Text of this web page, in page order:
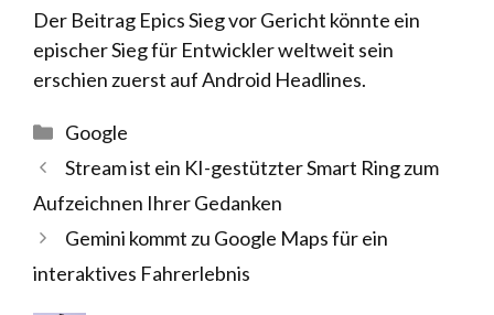
Der Beitrag Epics Sieg vor Gericht könnte ein
epischer Sieg für Entwickler weltweit sein
erschien zuerst auf Android Headlines.
Kategorien
Google
Stream ist ein KI-gestützter Smart Ring zum
Aufzeichnen Ihrer Gedanken
Gemini kommt zu Google Maps für ein
interaktives Fahrerlebnis